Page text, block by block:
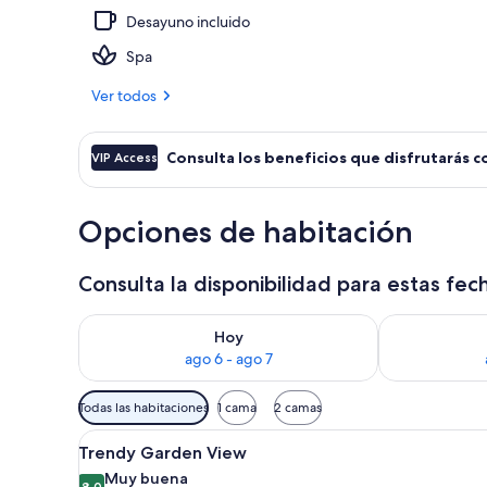
Desayuno incluido
Spa
Ver todos
VIP Access Consulta los beneficios que disfrutarás
Opciones de habitación
Consulta la disponibilidad para estas
Hoy
ago 6 - ago 7
Consulta la disponibilidad para hoy ago 6 - ago 7
Consulta la
Filtros
disponibles
para
las
Todas las habitaciones 1 cama 2 camas
Ver
todas
Habitación de hotel moderna
4
Trendy Garden View
Muy buena